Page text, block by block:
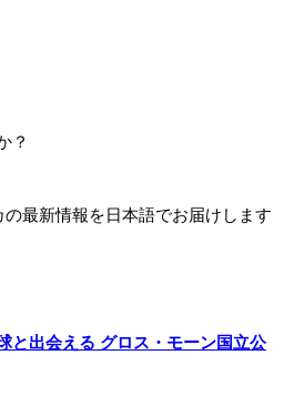
？
最新情報を日本語でお届けします
出会える グロス・モーン国立公